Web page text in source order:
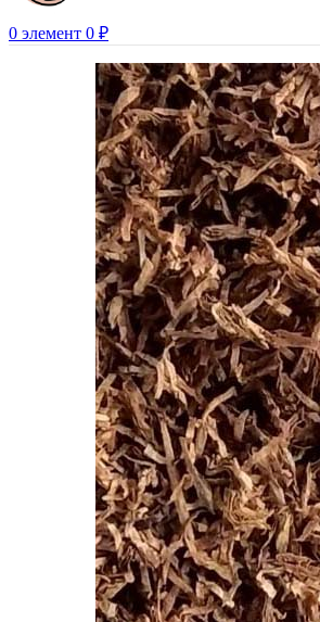
0 элемент 0 ₽